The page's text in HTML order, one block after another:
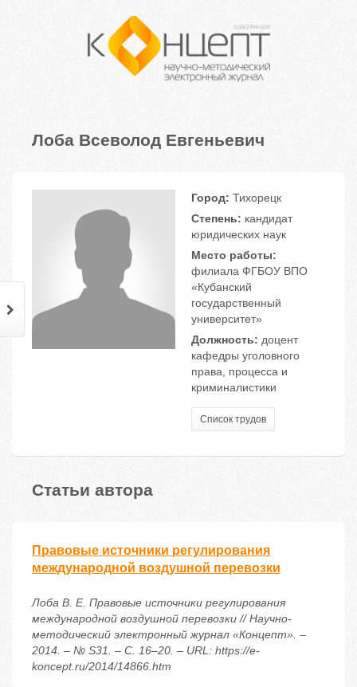
Лоба Всеволод Евгеньевич
Город: Тихорецк
Степень: кандидат
юридических наук
Место работы:
филиала ФГБОУ ВПО
«Кубанский
государственный
университет»
Должность: доцент
кафедры уголовного
права, процесса и
криминалистики
Список трудов
Статьи автора
Правовые источники регулирования
международной воздушной перевозки
Лоба В. Е. Правовые источники регулирования
международной воздушной перевозки // Научно-
методический электронный журнал «Концепт». –
2014. – № S31. – С. 16–20. – URL: https://e-
koncept.ru/2014/14866.htm